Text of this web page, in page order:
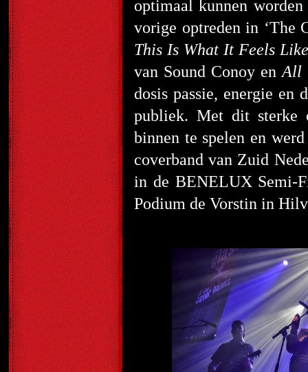
optimaal kunnen
vorige optreden in ‘The
This Is What It Feels Like
van Sound Conoy en All
dosis passie, energie en
publiek. Met dit sterke
binnen te spelen en
coverband van Zuid
in de BENELUX Semi-
Podium de Vorstin in